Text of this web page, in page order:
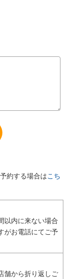
約する場合はこち
以内に来ない場合
がお電話にてご予
舗から折り返しご